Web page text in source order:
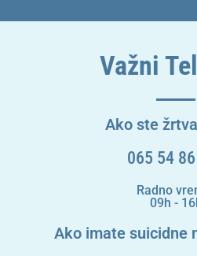
Važni
Ako ste
065 54
Radno
09h -
Ako imate suicidne